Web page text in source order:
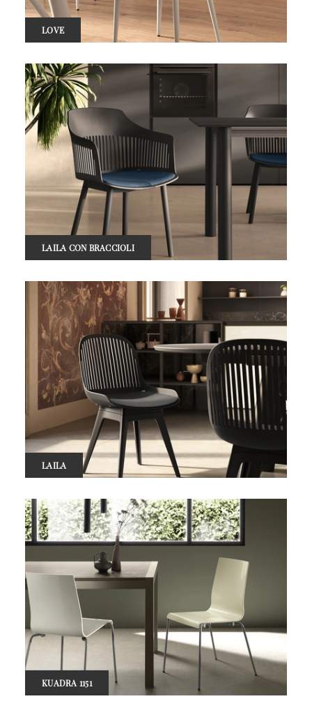
LOVE
LAILA CON BRACCIOLI
LAILA
KUADRA 1151